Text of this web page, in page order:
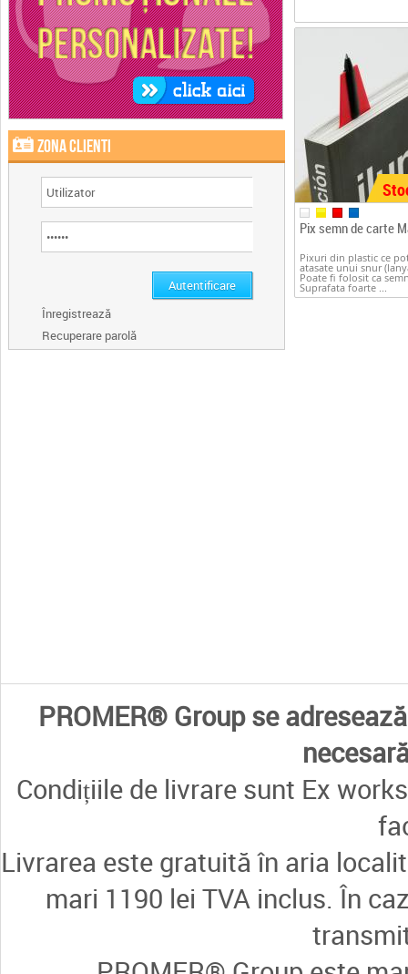
Zona clienti
Înregistrează
Recuperare parolă
Pix semn de carte
Pixuri din plastic ce
atasate unui snur
Poate fi folosit ca
Suprafata foarte ...
PROMER® Group se
Condițiile de livrare sunt Ex
Livrarea este gratuită în aria
mari 1190 lei TVA inclus. În